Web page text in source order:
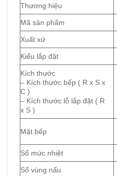
Thương hiệu
Mã sản phẩm
Xuất xứ
Kiểu lắp đặt
Kích thước
– Kích thước bếp ( R x S x
C )
– Kích thước lỗ lắp đặt ( R
x S )
Mặt bếp
Số mức nhiệt
Số vùng nấu